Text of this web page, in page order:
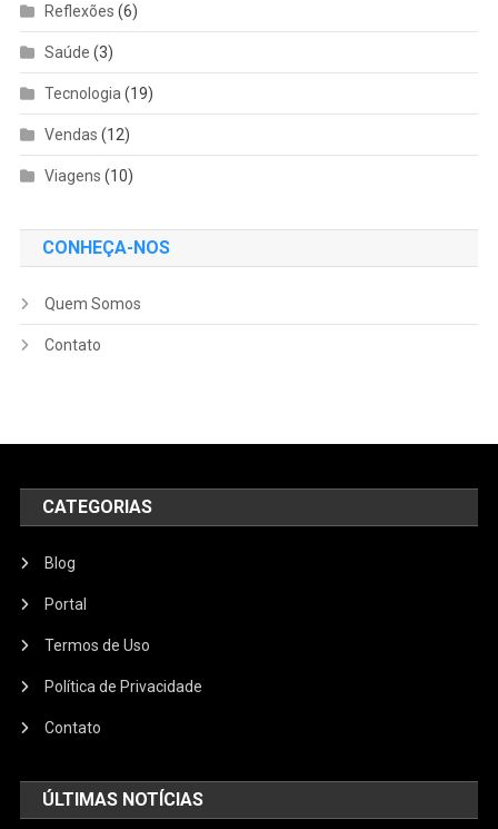
Reflexões (6)
Saúde (3)
Tecnologia (19)
Vendas (12)
Viagens (10)
CONHEÇA-NOS
Quem Somos
Contato
CATEGORIAS
Blog
Portal
Termos de Uso
Política de Privacidade
Contato
ÚLTIMAS NOTÍCIAS